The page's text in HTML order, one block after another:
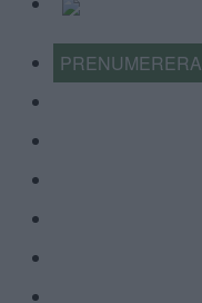
PRENUMERERA